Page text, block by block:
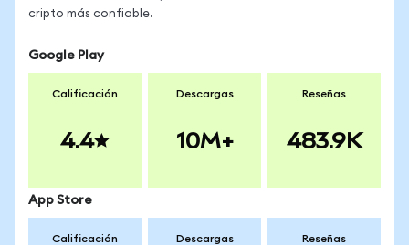
cripto más confiable.
Google Play
Calificación
4.4
Descargas
10M+
Reseñas
483.9K
App Store
Calificación Descargas Reseñas